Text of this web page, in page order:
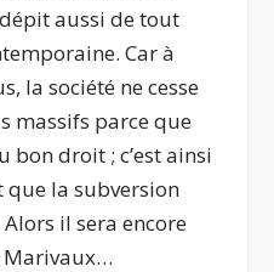
aussi de tout
Car à
la société ne cesse
massifs parce que
bon droit ; c’est ainsi
que la subversion
il sera encore
Marivaux…